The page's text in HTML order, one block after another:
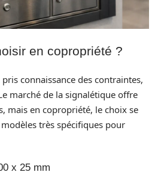
en copropriété ?
connaissance des contraintes,
marché de la signalétique offre
mais en copropriété, le choix se
très spécifiques pour
x 25 mm